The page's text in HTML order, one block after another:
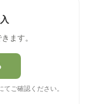
ます。
ご確認ください。